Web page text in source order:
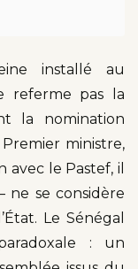
installé au
referme pas la
la nomination
ministre,
avec le Pastef, il
se considère
Le Sénégal
: un